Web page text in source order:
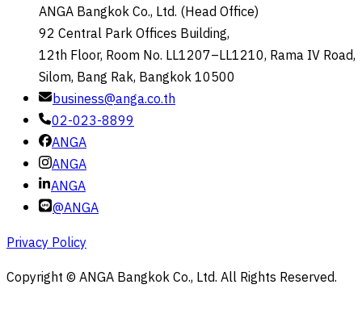
ANGA Bangkok Co., Ltd. (Head Office)
92 Central Park Offices Building,
12th Floor, Room No. LL1207–LL1210, Rama IV Road,
Silom, Bang Rak, Bangkok 10500
business@anga.co.th
02-023-8899
ANGA
ANGA
ANGA
@ANGA
Privacy Policy
Copyright © ANGA Bangkok Co., Ltd. All Rights Reserved.